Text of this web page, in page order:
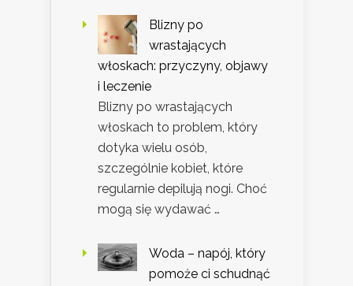
Blizny po
wrastających
włoskach: przyczyny, objawy
i leczenie
Blizny po wrastających
włoskach to problem, który
dotyka wielu osób,
szczególnie kobiet, które
regularnie depilują nogi. Choć
mogą się wydawać …
Woda – napój, który
pomoże ci schudnąć